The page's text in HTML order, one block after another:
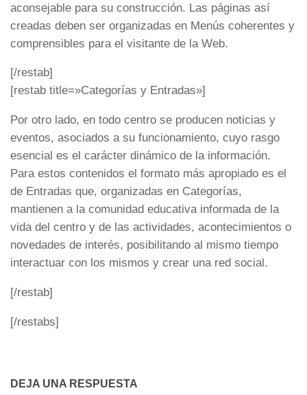
aconsejable para su construcción. Las páginas así
creadas deben ser organizadas en Menús coherentes y
comprensibles para el visitante de la Web.
[/restab]
[restab title=»Categorías y Entradas»]
Por otro lado, en todo centro se producen noticias y
eventos, asociados a su funcionamiento, cuyo rasgo
esencial es el carácter dinámico de la información.
Para estos contenidos el formato más apropiado es el
de Entradas que, organizadas en Categorías,
mantienen a la comunidad educativa informada de la
vida del centro y de las actividades, acontecimientos o
novedades de interés, posibilitando al mismo tiempo
interactuar con los mismos y crear una red social.
[/restab]
[/restabs]
DEJA UNA RESPUESTA